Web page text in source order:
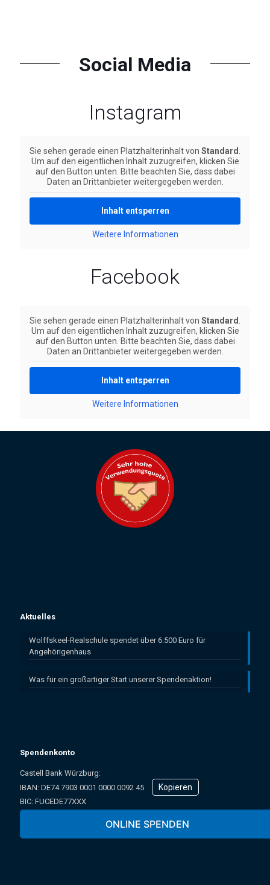
Social Media
Instagram
Sie sehen gerade einen Platzhalterinhalt von Standard
Um auf den eigentlichen Inhalt zuzugreifen, klicken Sie
auf den Button unten. Bitte beachten Sie, dass dabei
Daten an Drittanbieter weitergegeben werden.
Inhalt entsperren
Weitere Informationen
Facebook
Sie sehen gerade einen Platzhalterinhalt von Standard
Um auf den eigentlichen Inhalt zuzugreifen, klicken Sie
auf den Button unten. Bitte beachten Sie, dass dabei
Daten an Drittanbieter weitergegeben werden.
Inhalt entsperren
Weitere Informationen
Aktuelles
Wolffskeel-Realschule spendet über 6.500 Euro für
Angehörigenhaus
Was für ein großartiger Start unserer Spendenaktion!
Spendenkonto
Castell Bank Würzburg:
IBAN: ­DE74 7903 0001 0000 0092 45
Kopieren
BIC: FUCEDE77XXX
Oder online über unser Spendenformular:
ONLINE SPENDEN